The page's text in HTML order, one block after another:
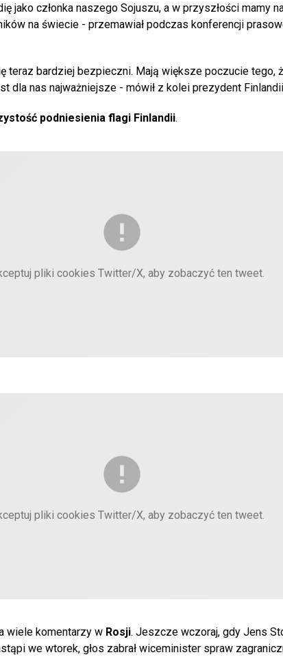
jako członka naszego Sojuszu, a w przyszłości mamy
na świecie - przemawiał podczas konferencji
teraz bardziej bezpieczni. Mają większe poczucie tego,
dla nas najważniejsze - mówił z kolei prezydent Finlandii
podniesienia flagi Finlandii.
pliki cookies Twitter/X, aby zobaczyć ten tweet.
pliki cookies Twitter/X, aby zobaczyć ten tweet.
wiele komentarzy w Rosji. Jeszcze wczoraj, gdy Jens
we wtorek, głos zabrał wiceminister spraw